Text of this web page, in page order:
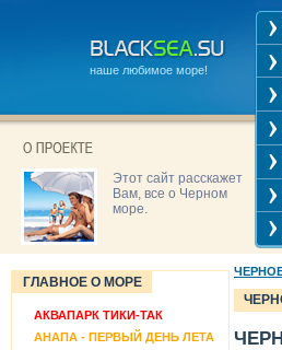
наше любимое море!
Этот сайт расскажет
Вам, все о Черном
море.
ГЛАВНОЕ О МОРЕ
АКВАПАРК ТИКИ-ТАК
АНАПА - ПЕРВЫЙ ДЕНЬ ЛЕТА